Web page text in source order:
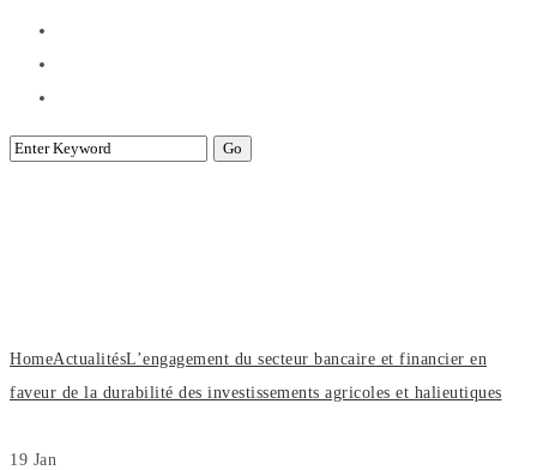
HomeActualitésL’engagement du secteur bancaire et financier en
faveur de la durabilité des investissements agricoles et halieutiques
19 Jan